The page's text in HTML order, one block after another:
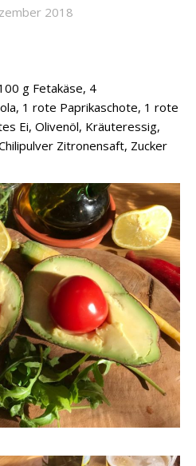
2018
g Fetakäse, 4
1 rote Paprikaschote, 1 rote
Ei, Olivenöl, Kräuteressig,
Zitronensaft, Zucker